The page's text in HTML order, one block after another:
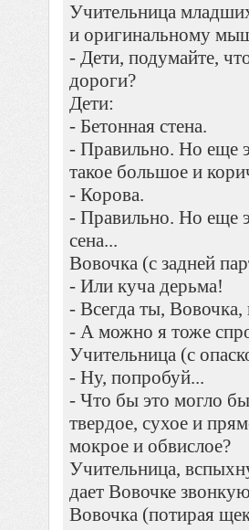
Учительница
и оригинальному
- Дети, подумайте,
дороги?
Дети:
- Бетонная стена.
- Правильно. Но еще
такое большое и
- Корова.
- Правильно. Но еще
сена...
Вовочка (с задней
- Или куча дерьма!
- Всегда ты,
- А можно я тоже
Учительница (с
- Ну, попробуй...
- Что бы это могло
твердое, сухое и
мокрое и обвислое?
Учительница,
дает Вовочке
Вовочка (потирая